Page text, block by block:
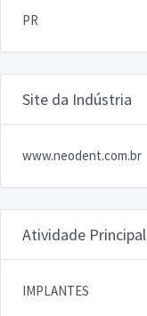
PR
Site da Indústria
www.neodent.com.br
Atividade Principal
IMPLANTES